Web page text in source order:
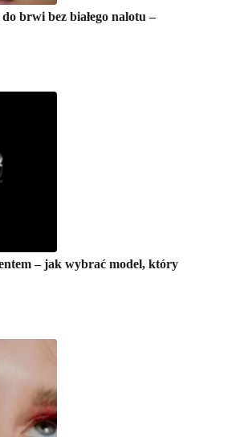
brwi bez białego nalotu –
– jak wybrać model, który